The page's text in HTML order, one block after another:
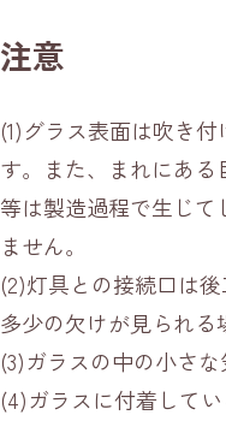
注意
(1)グラス表面は吹き
す。また、まれにあ
等は製造過程で生じ
ません。
(2)灯具との接続口は
多少の欠けが見られる
(3)ガラスの中の小さな
(4)ガラスに付着して